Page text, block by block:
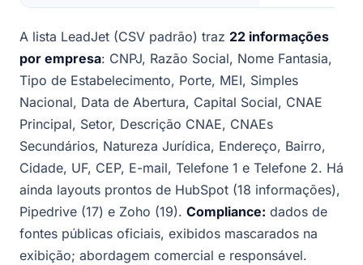
A lista LeadJet (CSV padrão) traz 22 informações
por empresa: CNPJ, Razão Social, Nome Fantasia,
Tipo de Estabelecimento, Porte, MEI, Simples
Nacional, Data de Abertura, Capital Social, CNAE
Principal, Setor, Descrição CNAE, CNAEs
Secundários, Natureza Jurídica, Endereço, Bairro,
Cidade, UF, CEP, E-mail, Telefone 1 e Telefone 2. Há
ainda layouts prontos de HubSpot (18 informações),
Pipedrive (17) e Zoho (19). Compliance: dados de
fontes públicas oficiais, exibidos mascarados na
exibição; abordagem comercial e responsável.